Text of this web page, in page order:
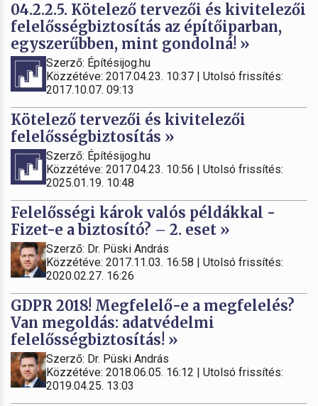
04.2.2.5. Kötelező tervezői és kivitelezői
felelősségbiztosítás az építőiparban,
egyszerűbben, mint gondolná! »
Szerző: Építésijog.hu
Közzétéve: 2017.04.23. 10:37 | Utolsó frissítés:
2017.10.07. 09:13
Kötelező tervezői és kivitelezői
felelősségbiztosítás »
Szerző: Építésijog.hu
Közzétéve: 2017.04.23. 10:56 | Utolsó frissítés:
2025.01.19. 10:48
Felelősségi károk valós példákkal -
Fizet-e a biztosító? – 2. eset »
Szerző: Dr. Püski András
Közzétéve: 2017.11.03. 16:58 | Utolsó frissítés:
2020.02.27. 16:26
GDPR 2018! Megfelelő-e a megfelelés?
Van megoldás: adatvédelmi
felelősségbiztosítás! »
Szerző: Dr. Püski András
Közzétéve: 2018.06.05. 16:12 | Utolsó frissítés:
2019.04.25. 13:03